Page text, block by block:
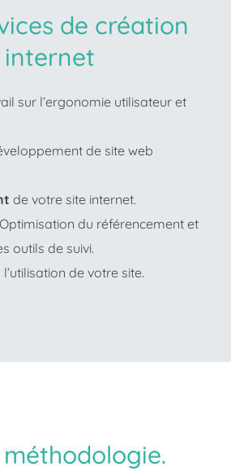
de création
internet
sur l’ergonomie utilisateur et
de site web
de votre site internet.
du référencement et
outils de suivi.
l’utilisation de votre site.